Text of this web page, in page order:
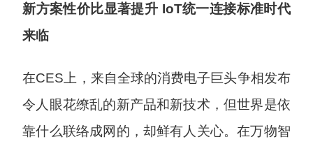
新方案性价比显著提升 IoT统一连接标准时代
来临
在CES上，来自全球的消费电子巨头争相发布
令人眼花缭乱的新产品和新技术，但世界是依
靠什么联络成网的，却鲜有人关心。在万物智